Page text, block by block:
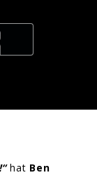
hat Ben